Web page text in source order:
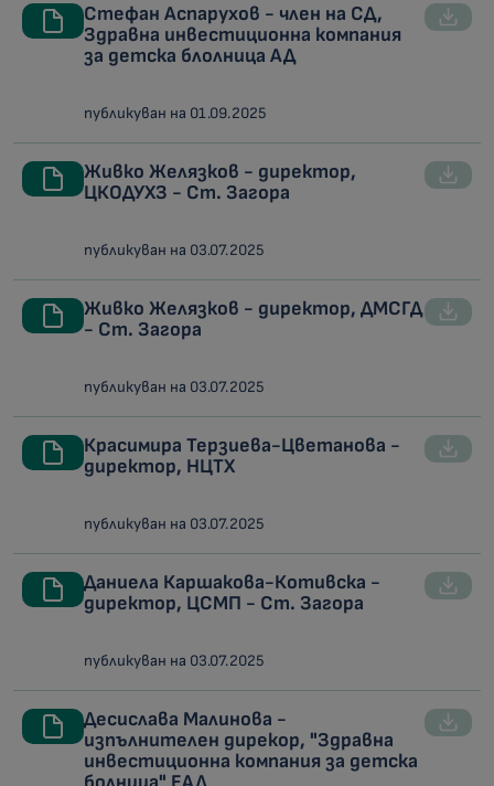
Стефан Аспарухов - член на СД,
Здравна инвестиционна компания
за детска блолница АД
публикуван на 01.09.2025
Живко Желязков - директор,
ЦКОДУХЗ - Ст. Загора
публикуван на 03.07.2025
Живко Желязков - директор, ДМСГД
- Ст. Загора
публикуван на 03.07.2025
Красимира Терзиева-Цветанова -
директор, НЦТХ
публикуван на 03.07.2025
Даниела Каршакова-Котивска -
директор, ЦСМП - Ст. Загора
публикуван на 03.07.2025
Десислава Малинова -
изпълнителен дирекор, "Здравна
инвестиционна компания за детска